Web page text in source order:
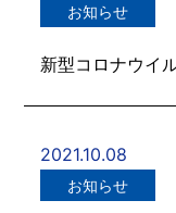
お知らせ
新型コロナウイ
2021.10.08
お知らせ